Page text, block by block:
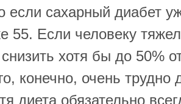
если сахарный диабет
55. Если человеку
хотя бы до 50%
конечно, очень трудно
диета обязательно